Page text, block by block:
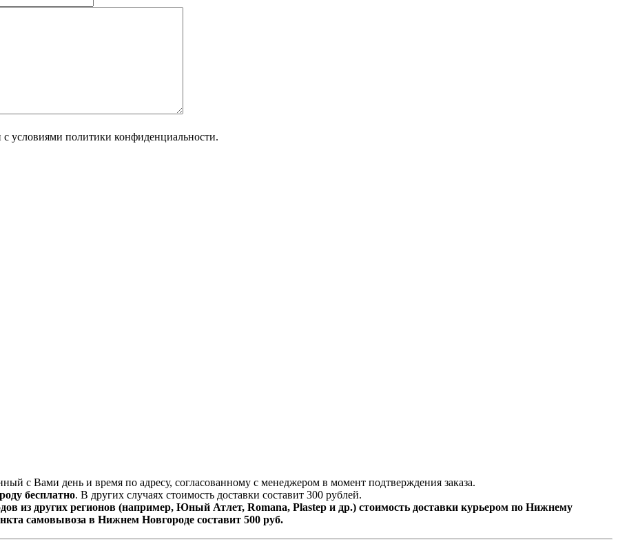
условиями политики конфиденциальности.
с Вами день и время по адресу, согласованному с менеджером в момент подтверждения заказа.
бесплатно. В других случаях стоимость доставки составит 300 рублей.
из других регионов (например, Юный Атлет, Romana, Plastep и др.) стоимость доставки курьером по Нижнему
самовывоза в Нижнем Новгороде составит 500 руб.